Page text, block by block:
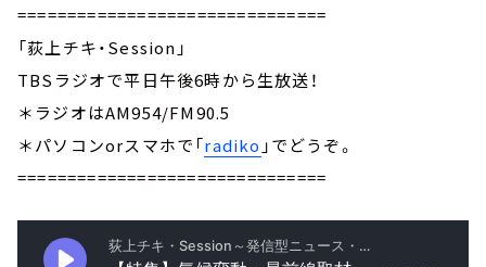
===============================
「荻上チキ・Session」
TBSラジオで平日午後6時から生放送！
＊ラジオはAM954/FM90.5
＊パソコンorスマホで「radiko 」でどうぞ。
===============================